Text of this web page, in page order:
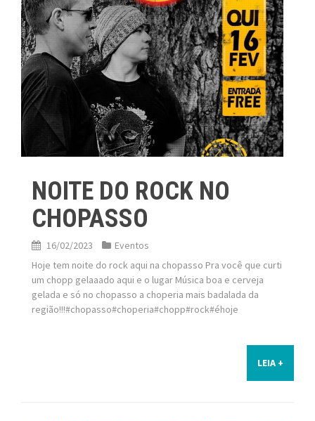
NOITE DO ROCK NO
CHOPASSO
16/02/2023
Eventos
Hoje tem noite do rock aqui na chopasso Pra você que curti
um chopp gelaaado aqui e o lugar Música boa e cerveja
gelada e só no chopasso a choperia mais badalada da
região!!!#chopasso#choperia#chopp#rock#éhoje
LEIA +